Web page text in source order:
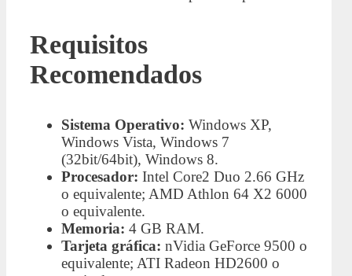
Requisitos
Recomendados
Sistema Operativo: Windows XP,
Windows Vista, Windows 7
(32bit/64bit), Windows 8.
Procesador: Intel Core2 Duo 2.66 GHz
o equivalente; AMD Athlon 64 X2 6000
o equivalente.
Memoria: 4 GB RAM.
Tarjeta gráfica: nVidia GeForce 9500 o
equivalente; ATI Radeon HD2600 o